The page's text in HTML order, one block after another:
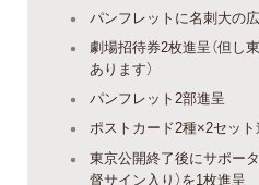
パンフレットに名刺大の
劇場招待券2枚進呈（但し
あります）
パンフレット2部進呈
ポストカード2種×2セット
東京公開終了後にサポー
督サイン入り）を1枚進呈